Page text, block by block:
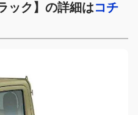
ック】の詳細はコチ